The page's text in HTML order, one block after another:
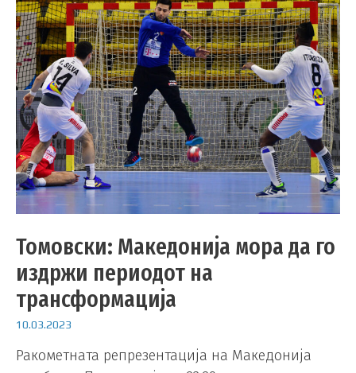
Томовски: Македонија мора да го
издржи периодот на
трансформација
10.03.2023
Ракометната репрезентација на Македонија